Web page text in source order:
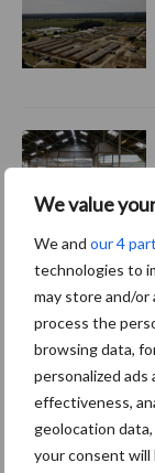
We value
We and our 4
technologies to
may store and/or
process the
browsing data,
personalized ads
effectiveness,
geolocation
your consent will